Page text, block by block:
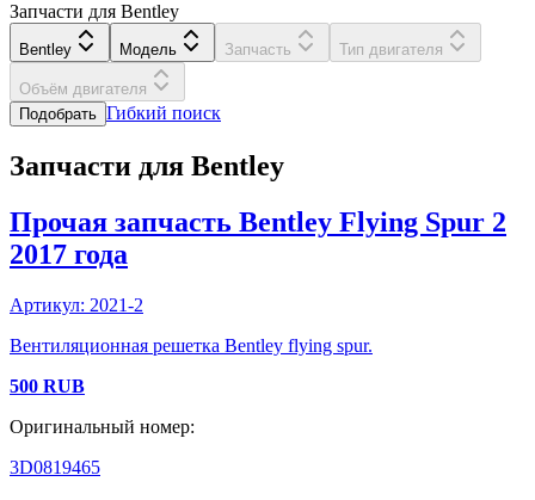
Запчасти для Bentley
Bentley Модель Запчасть Тип двигателя
Объём двигателя
Подобрать Гибкий поиск
Запчасти для Bentley
Прочая запчасть Bentley Flying Spur 2
2017 года
Артикул: 2021-2
Вентиляционная решетка Bentley flying spur.
500 RUB
Оригинальный номер:
3D0819465